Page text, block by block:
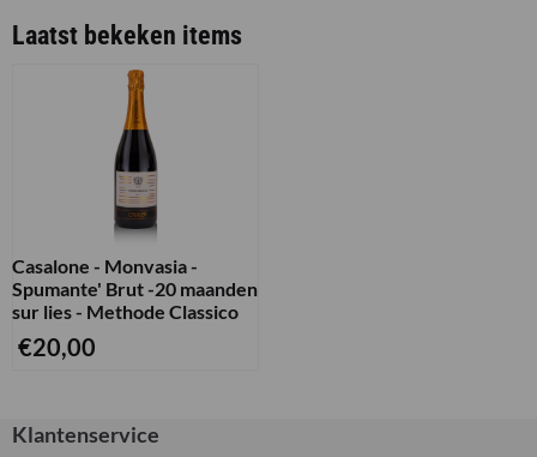
Laatst bekeken items
Casalone - Monvasia -
Spumante' Brut -20 maanden
sur lies - Methode Classico
€20,00
Klantenservice